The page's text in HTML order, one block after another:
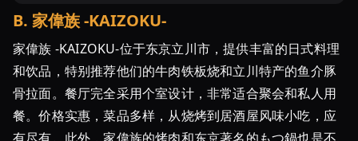
も
つ
鍋
店
ラ
B. 家偉族 -KAIZOKU-
家偉族 -KAIZOKU-位于东京立川市，提供丰富的日式料理
和饮品，特别推荐他们的牛肉铁板烧和立川特产的鱼介豚
骨拉面。餐厅完全采用个室设计，非常适合聚会和私人用
餐。价格实惠，菜品多样，从烧烤到居酒屋风味小吃，应